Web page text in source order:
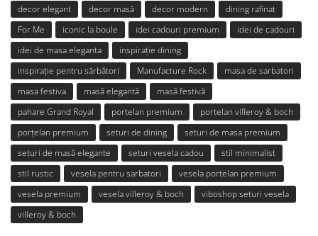
decor elegant
decor masă decor modern
dining rafinat
For Me
iconic la boule idei cadouri premium
idei de cadouri
idei de masa eleganta
inspirație dining
inspirație pentru sărbători
Manufacture Rock
masa de sarbatori
masa festiva
masă elegantă
masă festivă
pahare Grand Royal
portelan premium
portelan villeroy & boch
porțelan premium
seturi de dining
seturi de masa premium
seturi de masă elegante
seturi vesela cadou
stil minimalist
stil rustic
vesela pentru sarbatori
vesela portelan premium
vesela premium
vesela villeroy & boch
viboshop seturi vesela
villeroy & boch